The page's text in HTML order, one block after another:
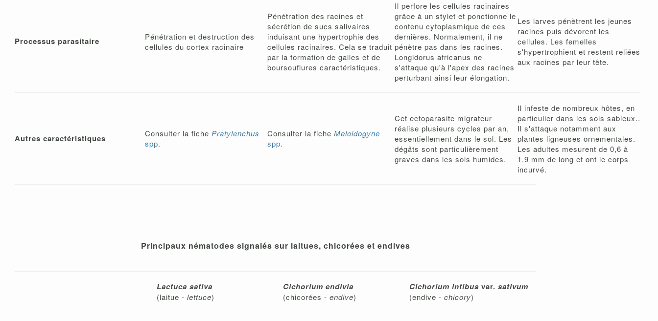
Processus parasitaire
Pénétration et destruction des
cellules du cortex racinaire
Pénétration des racines et
sécrétion de sucs salivaires
induisant une hypertrophie des
cellules racinaires. Cela se traduit
par la formation de galles et de
boursouflures caractéristiques.
Il perfore les cellules racinaires
grâce à un stylet et ponctionne le
contenu cytoplasmique de ces
dernières. Normalement, il ne
pénètre pas dans les racines.
Longidorus africanus ne
s'attaque qu'à l'apex des racines
perturbant ainsi leur élongation.
Les larves pénètrent les jeunes
racines puis dévorent les
cellules. Les femelles
s'hypertrophient et restent reliées
aux racines par leur tête.
Autres caractéristiques Consulter la fiche Pratylenchus
spp.
Consulter la fiche Meloidogyne
spp.
Cet ectoparasite migrateur
réalise plusieurs cycles par an,
essentiellement dans le sol. Les
dégâts sont particulièrement
graves dans les sols humides.
Il infeste de nombreux hôtes, en
particulier dans les sols sableux..
Il s'attaque notamment aux
plantes ligneuses ornementales.
Les adultes mesurent de 0,6 à
1.9 mm de long et ont le corps
incurvé.
Principaux nématodes signalés sur laitues, chicorées et endives
Lactuca sativa
(laitue - lettuce)
Cichorium endivia
(chicorées - endive)
Cichorium intibus var. sativum
(endive - chicory)